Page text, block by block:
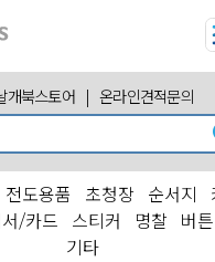
개북스토어 | 온라인견적문의
전도용품 초청장 순서지
/카드 스티커 명찰 버튼
기타